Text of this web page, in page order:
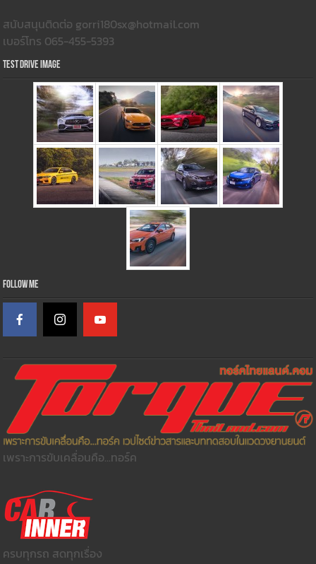
สนับสนุนติดต่อ gorri180sx@hotmail.com
เบอร์โทร 065-455-5393
Test Drive Image
Follow Me
เพราะการขับเคลื่อนคือ...ทอร์ค
ครบทุกรถ สดทุกเรื่อง